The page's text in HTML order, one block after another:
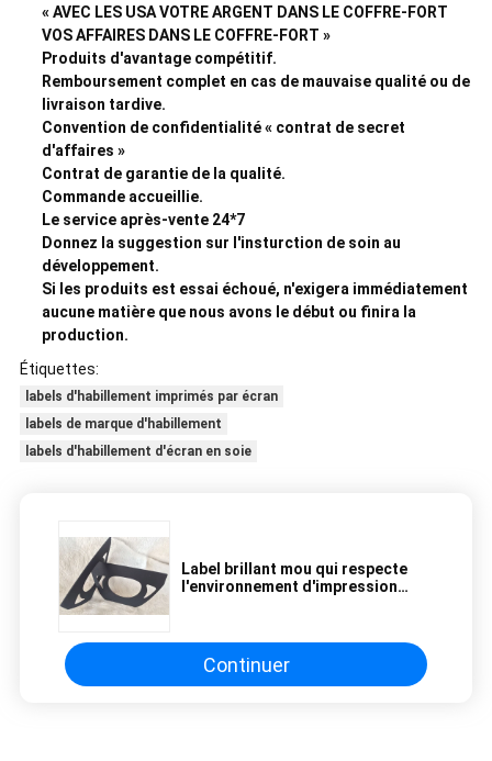
« AVEC LES USA VOTRE ARGENT DANS LE COFFRE-FORT
VOS AFFAIRES DANS LE COFFRE-FORT »
Produits d'avantage compétitif.
Remboursement complet en cas de mauvaise qualité ou de
livraison tardive.
Convention de confidentialité « contrat de secret
d'affaires »
Contrat de garantie de la qualité.
Commande accueillie.
Le service après-vente 24*7
Donnez la suggestion sur l'insturction de soin au
développement.
Si les produits est essai échoué, n'exigera immédiatement
aucune matière que nous avons le début ou finira la
production.
Étiquettes:
labels d'habillement imprimés par écran
labels de marque d'habillement
labels d'habillement d'écran en soie
Label brillant mou qui respecte
l'environnement d'impression
10mm
Continuer